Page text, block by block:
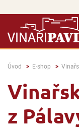
Úvod E-shop
z